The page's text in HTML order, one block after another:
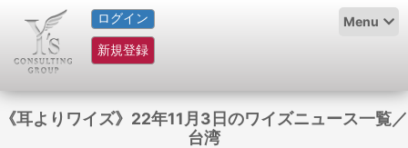
ログイン
新規登録
Menu
HOME
サービス紹介
《耳よりワイズ》22年11月3日のワイズニュース一覧／
台湾